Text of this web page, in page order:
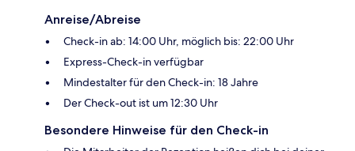
Anreise/Abreise
Check-in ab: 14:00 Uhr, möglich bis: 22:00 Uhr
Express-Check-in verfügbar
Mindestalter für den Check-in: 18 Jahre
Der Check-out ist um 12:30 Uhr
Besondere Hinweise für den Check-in